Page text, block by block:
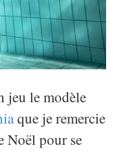
jeu le modèle
que je remercie
Noël pour se